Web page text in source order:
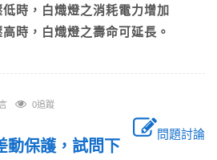
時，白熾燈之消耗電力增加
時，白熾燈之壽命可延長。
0追蹤
問題討論
動保護，試問下